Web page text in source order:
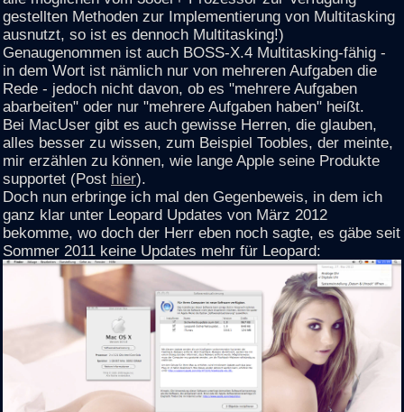
gestellten Methoden zur Implementierung von Multitasking
ausnutzt, so ist es dennoch Multitasking!)
Genaugenommen ist auch BOSS-X.4 Multitasking-fähig -
in dem Wort ist nämlich nur von mehreren Aufgaben die
Rede - jedoch nicht davon, ob es "mehrere Aufgaben
abarbeiten" oder nur "mehrere Aufgaben haben" heißt.
Bei MacUser gibt es auch gewisse Herren, die glauben,
alles besser zu wissen, zum Beispiel Toobles, der meinte,
mir erzählen zu können, wie lange Apple seine Produkte
supportet (Post hier).
Doch nun erbringe ich mal den Gegenbeweis, in dem ich
ganz klar unter Leopard Updates von März 2012
bekomme, wo doch der Herr eben noch sagte, es gäbe seit
Sommer 2011 keine Updates mehr für Leopard: